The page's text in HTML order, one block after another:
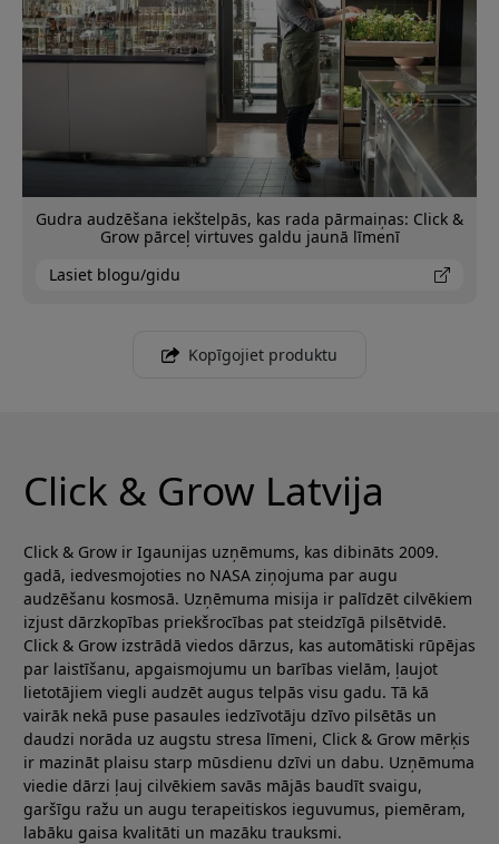
Gudra audzēšana iekštelpās, kas rada pārmaiņas: Click &
Grow pārceļ virtuves galdu jaunā līmenī
Lasiet blogu/gidu
Kopīgojiet produktu
Click & Grow Latvija
Click & Grow ir Igaunijas uzņēmums, kas dibināts 2009.
gadā, iedvesmojoties no NASA ziņojuma par augu
audzēšanu kosmosā. Uzņēmuma misija ir palīdzēt cilvēkiem
izjust dārzkopības priekšrocības pat steidzīgā pilsētvidē.
Click & Grow izstrādā viedos dārzus, kas automātiski rūpējas
par laistīšanu, apgaismojumu un barības vielām, ļaujot
lietotājiem viegli audzēt augus telpās visu gadu. Tā kā
vairāk nekā puse pasaules iedzīvotāju dzīvo pilsētās un
daudzi norāda uz augstu stresa līmeni, Click & Grow mērķis
ir mazināt plaisu starp mūsdienu dzīvi un dabu. Uzņēmuma
viedie dārzi ļauj cilvēkiem savās mājās baudīt svaigu,
garšīgu ražu un augu terapeitiskos ieguvumus, piemēram,
labāku gaisa kvalitāti un mazāku trauksmi.